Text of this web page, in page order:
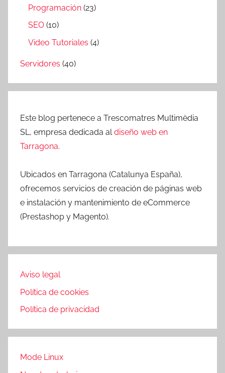
Programación (23)
SEO (10)
Video Tutoriales (4)
Servidores (40)
Este blog pertenece a Trescomatres Multimèdia
SL, empresa dedicada aldiseño web en
Tarragona.
Ubicados en Tarragona (Catalunya España),
ofrecemos servicios de creación de páginas web
e instalación y mantenimiento de eCommerce
(Prestashop y Magento).
Aviso legal
Política de cookies
Política de privacidad
Mode Linux